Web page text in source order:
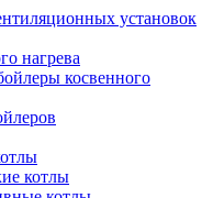
установок
нагрева
косвенного
котлы